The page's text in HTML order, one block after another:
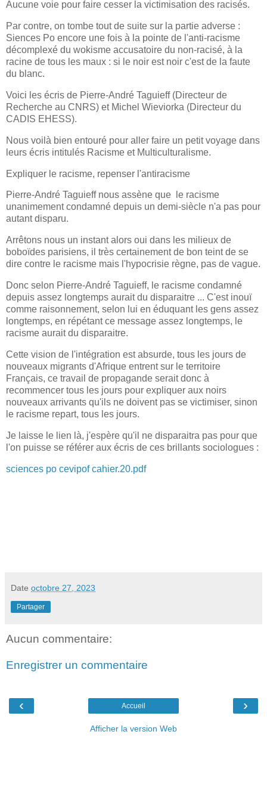
Aucune voie pour faire cesser la victimisation des racisés.
Par contre, on tombe tout de suite sur la partie adverse :
Siences Po encore une fois à la pointe de l'anti-racisme
décomplexé du wokisme accusatoire du non-racisé, à la
racine de tous les maux : si le noir est noir c'est de la faute
du blanc.
Voici les écris de Pierre-André Taguieff (Directeur de
Recherche au CNRS) et Michel Wieviorka (Directeur du
CADIS EHESS).
Nous voilà bien entouré pour aller faire un petit voyage dans
leurs écris intitulés Racisme et Multiculturalisme.
Expliquer le racisme, repenser l'antiracisme
Pierre-André Taguieff nous assène que le racisme
unanimement condamné depuis un demi-siècle n'a pas pour
autant disparu.
Arrêtons nous un instant alors oui dans les milieux de
boboïdes parisiens, il très certainement de bon teint de se
dire contre le racisme mais l'hypocrisie règne, pas de vague.
Donc selon Pierre-André Taguieff, le racisme condamné
depuis assez longtemps aurait du disparaitre ... C'est inouï
comme raisonnement, selon lui en éduquant les gens assez
longtemps, en répétant ce message assez longtemps, le
racisme aurait du disparaitre.
Cette vision de l'intégration est absurde, tous les jours de
nouveaux migrants d'Afrique entrent sur le territoire
Français, ce travail de propagande serait donc à
recommencer tous les jours pour expliquer aux noirs
nouveaux arrivants qu'ils ne doivent pas se victimiser, sinon
le racisme repart, tous les jours.
Je laisse le lien là, j'espère qu'il ne disparaitra pas pour que
l'on puisse se référer aux écris de ces brillants sociologues :
sciences po cevipof cahier.20.pdf
Date octobre 27, 2023
Partager
Aucun commentaire:
Enregistrer un commentaire
‹ ›
Accueil
Afficher la version Web